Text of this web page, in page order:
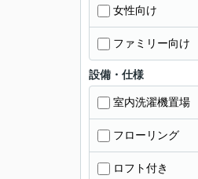
女性向け
ファミリー向け
設備・仕様
室内洗濯機置場
フローリング
ロフト付き